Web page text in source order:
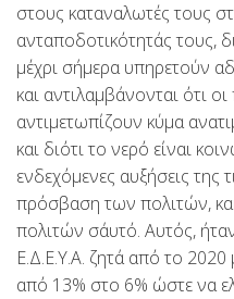
στους καταναλωτές τους
ανταποδοτικότητάς τους,
μέχρι σήμερα υπηρετούν
και αντιλαμβάνονται ότι
αντιμετωπίζουν κύμα
και διότι το νερό είναι
ενδεχόμενες αυξήσεις της
πρόσβαση των πολιτών,
πολιτών σ΄αυτό. Αυτός,
Ε.Δ.Ε.Υ.Α. ζητά από το
από 13% στο 6% ώστε να